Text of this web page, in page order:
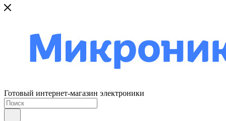
Готовый интернет-магазин электроники